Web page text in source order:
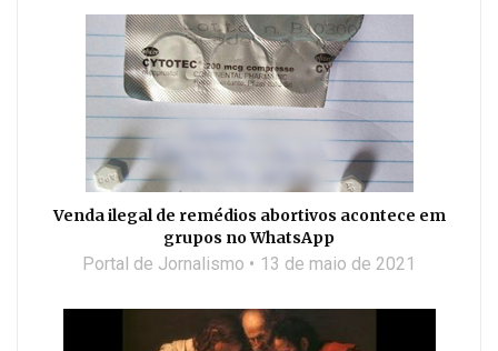
Venda ilegal de remédios abortivos acontece em
grupos no WhatsApp
Portal de Jornalismo 13 de maio de 2021